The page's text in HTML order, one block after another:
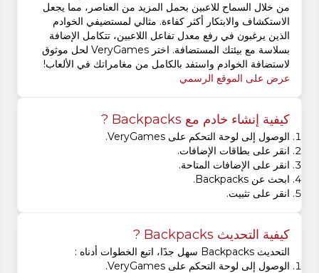
من خلال السماح للاعبين بحمل المزيد من العناصر، مما يجعل
الاستكشاف والابتكار أكثر كفاءة. مثالي لمستضيفي الخوادم
الذين يرغبون في رفع معدل تفاعل اللاعبين، تتكامل الإضافة
بسلاسة مع بيئتك المستضافة. اختر VeryGames لحل موثوق
لاستضافة الخوادم واستفد بالكامل من مغامراتك في الألعاب!
عرض على الموقع الرسمي
كيفية إنشاء خادم مع Backpacks ?
الوصول إلى لوحة التحكم على VeryGames.
انقر على بطاقات الإضافات.
انقر على الإضافات المتاحة.
ابحث عن Backpacks.
انقر على تثبيت.
كيفية التحديث Backpacks ?
التحديث Backpacks سهل جدًا، اتبع الخطوات أدناه :
الوصول إلى لوحة التحكم على VeryGames.